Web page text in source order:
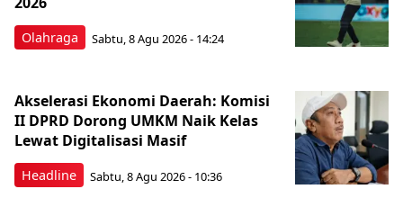
Olahraga Sabtu, 8 Agu 2026 - 14:24
Headline
Akselerasi Ekonomi Daerah: Komisi
II DPRD Dorong UMKM Naik Kelas
Lewat Digitalisasi Masif
Sabtu, 8 Agu 2026 - 10:36